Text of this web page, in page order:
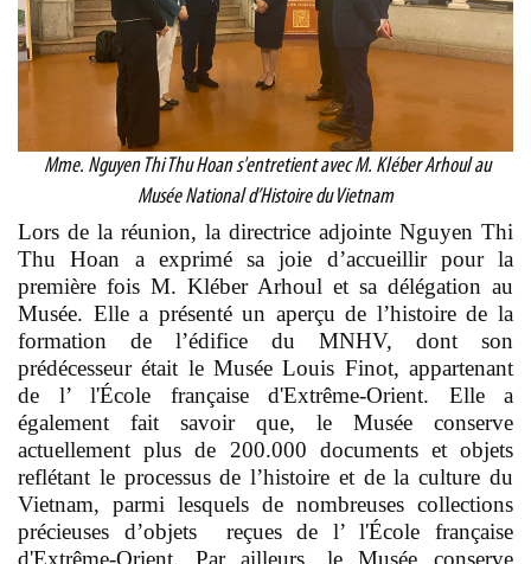
Mme. Nguyen Thi Thu Hoan s'entretient avec M. Kléber Arhoul au
Musée National d’Histoire du Vietnam
Lors de la réunion, la directrice adjointe Nguyen Thi
Thu Hoan a exprimé sa joie d’accueillir pour la
première fois M. Kléber Arhoul et sa délégation au
Musée. Elle a présenté un aperçu de l’histoire de la
formation de l’édifice du MNHV, dont son
prédécesseur était le Musée Louis Finot, appartenant
de l’ l'École française d'Extrême-Orient. Elle a
également fait savoir que, le Musée conserve
actuellement plus de 200.000 documents et objets
reflétant le processus de l’histoire et de la culture du
Vietnam, parmi lesquels de nombreuses collections
précieuses d’objets reçues de l’ l'École française
d'Extrême-Orient. Par ailleurs, le Musée conserve